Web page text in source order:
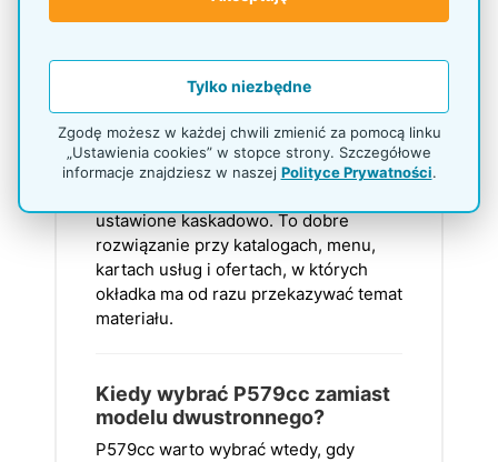
Czy foldery są widoczne w
całości?
Tak. Foldery A4 są widoczne od frontu
ustawione kaskadowo. To dobre
rozwiązanie przy katalogach, menu,
kartach usług i ofertach, w których
okładka ma od razu przekazywać temat
materiału.
Kiedy wybrać P579cc zamiast
modelu dwustronnego?
P579cc warto wybrać wtedy, gdy
Tylko niezbędne
Zgodę możesz w każdej chwili zmienić za pomocą linku
„Ustawienia cookies” w stopce strony. Szczegółowe
informacje znajdziesz w naszej Polityce Prywatności.